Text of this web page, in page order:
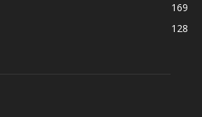
169
128